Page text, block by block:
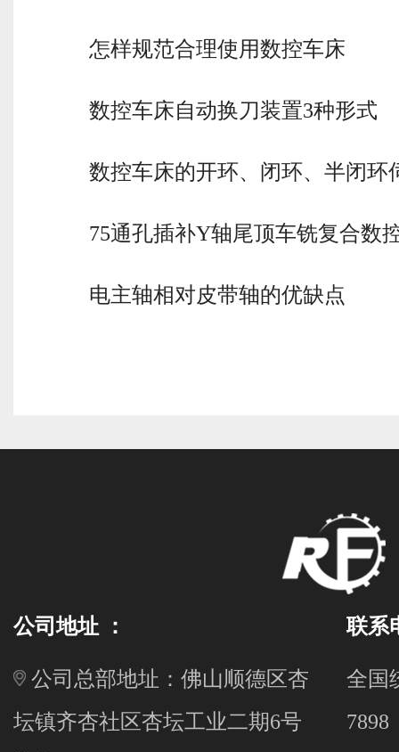
怎样规范合理使用数控车床
数控车床自动换刀装置3种形式
数控车床的开环、闭环、半闭
75通孔插补Y轴尾顶车铣复合数
电主轴相对皮带轴的优缺点
公司地址 ：
公司总部地址：佛山顺德区杏
坛镇齐杏社区杏坛工业二期6号
联系
全国
7898